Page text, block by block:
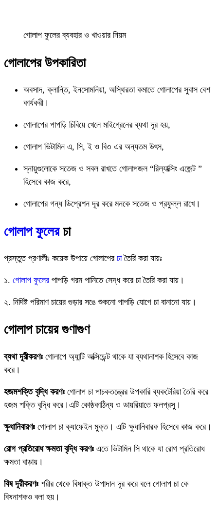
গোলাপ ফুলের ব্যবহার ও খাওয়ার নিয়ম
গোলাপের উপকারিতা
অবসাদ, ক্লান্তি, ইনসোমনিয়া, অস্থিরতা কমাতে গোলাপের সুবাস বেশ
কার্যকরী।
গোলাপের পাপড়ি চিবিয়ে খেলে মাইগ্রেনের ব্যথা দূর হয়,
গোলাপ ভিটামিন এ, সি, ই ও বি৩ এর অন্যতম উৎস,
স্নায়ুগুলোকে সতেজ ও সবল রাখতে গোলাপজল “রিল্যাক্সিং এজেন্ট ”
হিসেবে কাজ করে,
গোলাপের গন্ধ ডিপ্রেশন দূর করে মনকে সতেজ ও প্রফুল্ল রাখে।
গোলাপ ফুলেরচা
প্রস্তুত প্রণালীঃ কয়েক উপায়ে গোলাপেরচাতৈরি করা যায়ঃ
১. গোলাপ ফুলেরপাপড়ি গরম পানিতে সেদ্ধ করে চা তৈরি করা যায়।
২. নির্দিষ্ট পরিমাণ চায়ের গুড়ার সঙে শুকনো পাপড়ি যোগে চা বানানো যায়।
গোলাপ চায়ের গুণাগুণ
ব্যথা দূরীকরণঃ গোলাপে অ্যান্টি অক্সিডেন্ট থাকে যা ব্যথানাশক হিসেবে কাজ
করে।
হজমশক্তি বৃদ্ধি করণঃ গোলাপ চা পাচকতন্ত্রের উপকারি ব্যকটেরিয়া তৈরি করে
হজম শক্তি বৃদ্ধি করে।এটি কোষ্ঠকাঠিন্য ও ডায়রিয়াতে ফলপ্রসু।
ক্ষুধানিবারণঃ গোলাপ চা ক্যাফেইন মুক্ত। এটি ক্ষুধানিবারক হিসেবে কাজ করে।
রোগ প্রতিরোধ ক্ষমতা বৃদ্ধি করণঃ এতে ভিটামিন সি থাকে যা রোগ প্রতিরোধ
ক্ষমতা বাড়ায়।
বিষ দূরীকরণঃ শরীর থেকে বিষাক্ত উপাদান দূর করে বলে গোলাপ চা কে
বিষনাশকও বলা হয়।